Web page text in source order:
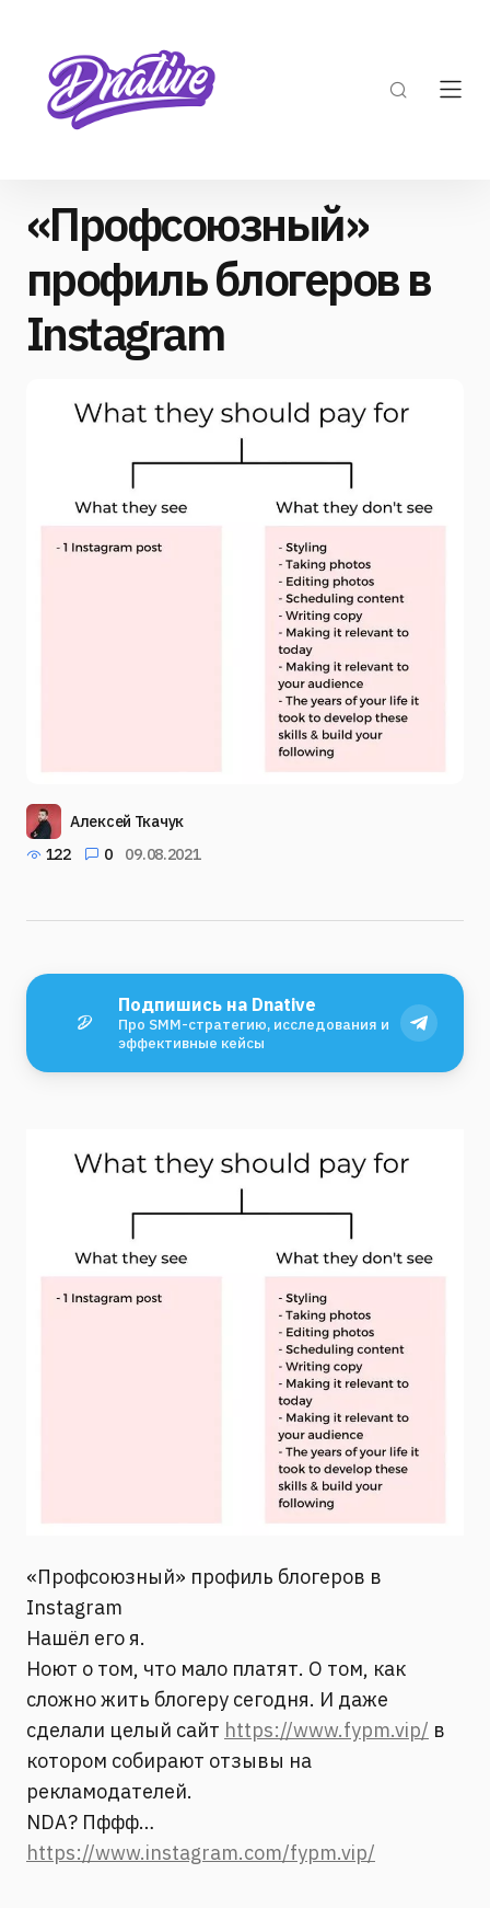
«Профсоюзный»
профиль блогеров в
Instagram
Алексей Ткачук
122
0 09.08.2021
Подпишись на Dnative
Про SMM-стратегию, исследования и
эффективные кейсы
«Профсоюзный» профиль блогеров в
Instagram
Нашёл его я.
Ноют о том, что мало платят. О том, как
сложно жить блогеру сегодня. И даже
сделали целый сайт https://www.fypm.vip/ в
котором собирают отзывы на
рекламодателей.
NDA? Пффф…
https://www.instagram.com/fypm.vip/